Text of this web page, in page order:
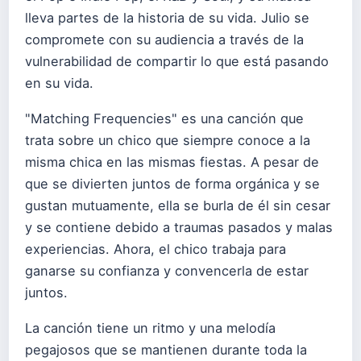
lleva partes de la historia de su vida. Julio se
compromete con su audiencia a través de la
vulnerabilidad de compartir lo que está pasando
en su vida.
"Matching Frequencies" es una canción que
trata sobre un chico que siempre conoce a la
misma chica en las mismas fiestas. A pesar de
que se divierten juntos de forma orgánica y se
gustan mutuamente, ella se burla de él sin cesar
y se contiene debido a traumas pasados y malas
experiencias. Ahora, el chico trabaja para
ganarse su confianza y convencerla de estar
juntos.
La canción tiene un ritmo y una melodía
pegajosos que se mantienen durante toda la